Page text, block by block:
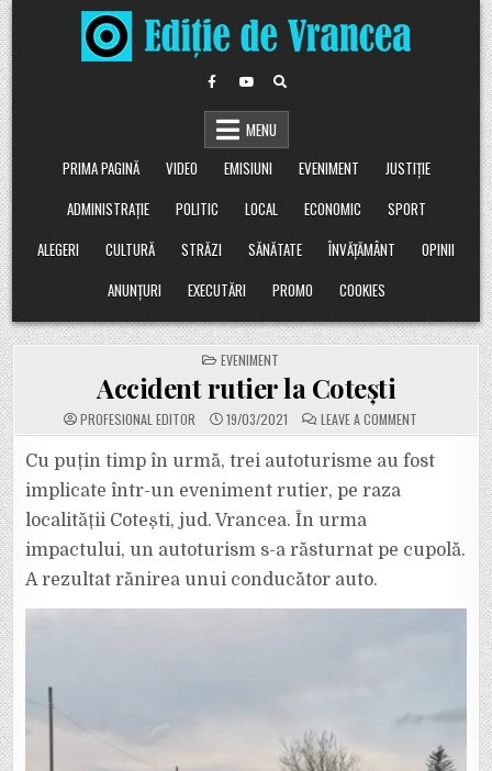
Skip
to
content
MENU
PRIMA PAGINĂ
VIDEO EMISIUNI EVENIMENT
JUSTIȚIE
ADMINISTRAȚIE
POLITIC LOCAL ECONOMIC
SPORT
ALEGERI
CULTURĂ STRĂZI SĂNĂTATE ÎNVĂȚĂMÂNT
OPINII
ANUNȚURI
EXECUTĂRI PROMO COOKIES
POSTED
IN
EVENIMENT
Accident rutier la Cotești
PROFESIONAL EDITOR 19/03/2021 LEAVE A COMMENT
ACCIDENT
LA
COTEȘTI
Cu puțin timp în urmă, trei autoturisme au fost
implicate într-un eveniment rutier, pe raza
localității Cotești, jud. Vrancea. În urma
impactului, un autoturism s-a răsturnat pe cupolă.
A rezultat rănirea unui conducător auto.